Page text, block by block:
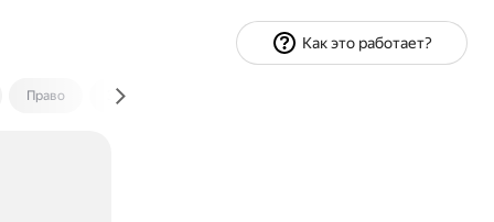
Право Экономика и финансы
Как это работает?